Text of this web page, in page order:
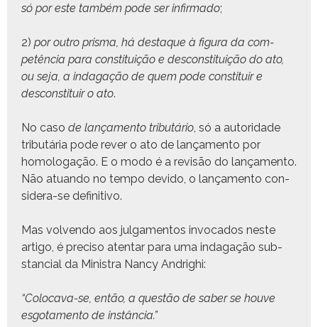
só por este tam­bém pode ser infir­ma­do;
2) por out­ro pris­ma, há destaque à figu­ra da com­
petên­cia para con­sti­tu­ição e descon­sti­tu­ição do ato,
ou seja, a inda­gação de quem pode con­sti­tuir e
descon­sti­tuir o ato.
No caso de lança­men­to trib­utário , só a autori­dade
trib­utária pode rev­er o ato de lança­men­to por
homolo­gação. E o modo é a revisão do lança­men­to.
Não atuan­do no tem­po dev­i­do, o lança­men­to con­
sid­era-se definitivo.
Mas vol­ven­do aos jul­ga­men­tos invo­ca­dos neste
arti­go, é pre­ciso aten­tar para uma inda­gação sub­
stan­cial da Min­is­tra Nan­cy Andrighi:
“Colo­ca­va-se, então, a questão de saber se hou­ve
esgo­ta­men­to de instância.”